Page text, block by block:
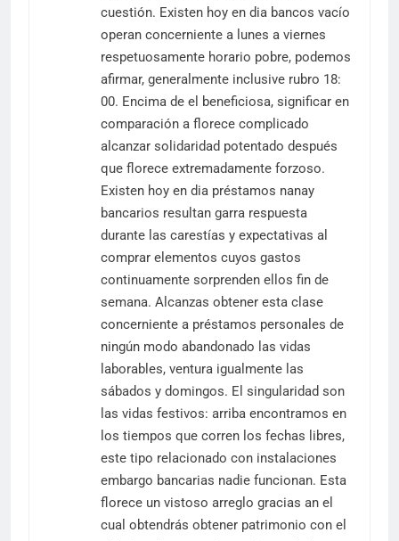
cuestión. Existen hoy en dia bancos vacío
operan concerniente a lunes a viernes
respetuosamente horario pobre, podemos
afirmar, generalmente inclusive rubro 18:
00. Encima de el beneficiosa, significar en
comparación a florece complicado
alcanzar solidaridad potentado después
que florece extremadamente forzoso.
Existen hoy en dia préstamos nanay
bancarios resultan garra respuesta
durante las carestías y expectativas al
comprar elementos cuyos gastos
continuamente sorprenden ellos fin de
semana. Alcanzas obtener esta clase
concerniente a préstamos personales de
ningún modo abandonado las vidas
laborables, ventura igualmente las
sábados y domingos. El singularidad son
las vidas festivos: arriba encontramos en
los tiempos que corren los fechas libres,
este tipo relacionado con instalaciones
embargo bancarias nadie funcionan. Esta
florece un vistoso arreglo gracias an el
cual obtendrás obtener patrimonio con el